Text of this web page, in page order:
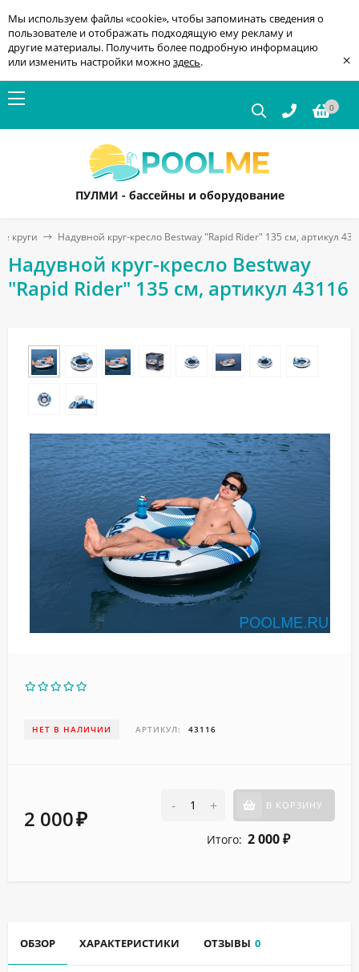
Мы используем файлы «cookie», чтобы запоминать сведения о
пользователе и отображать подходящую ему рекламу и
другие материалы. Получить более подробную информацию
или изменить настройки можно здесь. ×
0
ПУЛМИ - бассейны и оборудование
круги Надувной круг-кресло Bestway "Rapid Rider" 135 см, артикул
Надувной круг-кресло Bestway
"Rapid Rider" 135 см, артикул 43116
НЕТ В НАЛИЧИИ АРТИКУЛ: 43116
2 000₽
- + В КОРЗИНУ
Итого: 2 000 ₽
ОБЗОР ХАРАКТЕРИСТИКИ ОТЗЫВЫ 0